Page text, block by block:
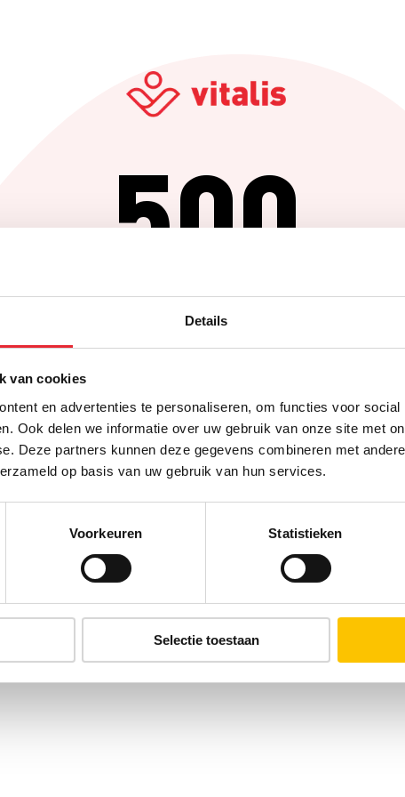
Details
van cookies
en advertenties te personaliseren, om functies voor
Ook delen we informatie over uw gebruik van onze site met
Deze partners kunnen deze gegevens combineren met
op basis van uw gebruik van hun services.
Voorkeuren Statistieken
Selectie toestaan
500
Er is iets fout gegaan
Probeer het later opnieuw of ga terug naar de homepagina.
Home